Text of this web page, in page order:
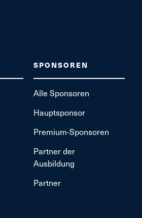
SPONSOREN
Alle Sponsoren
Hauptsponsor
Premium-Sponsoren
Partner der
Ausbildung
Partner